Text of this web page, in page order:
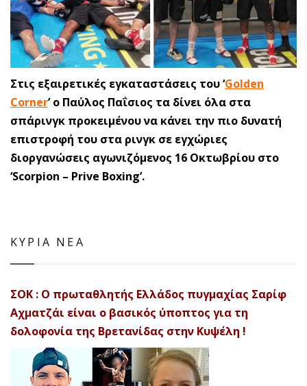
Στις εξαιρετικές εγκαταστάσεις του ‘Golden
Corner’ ο Παύλος Παΐσιος τα δίνει όλα στα
σπάρινγκ προκειμένου να κάνει την πιο δυνατή
επιστροφή του στα ρινγκ σε εγχώριες
διοργανώσεις αγωνιζόμενος 16 Οκτωβρίου στο
‘Scorpion – Prive Boxing’.
ΚΥΡΙΑ ΝΕΑ
ΣΟΚ : Ο πρωταθλητής Ελλάδος πυγμαχίας Σαρίφ
Αχματζάι είναι ο βασικός ύποπτος για τη
δολοφονία της Βρετανίδας στην Κυψέλη !